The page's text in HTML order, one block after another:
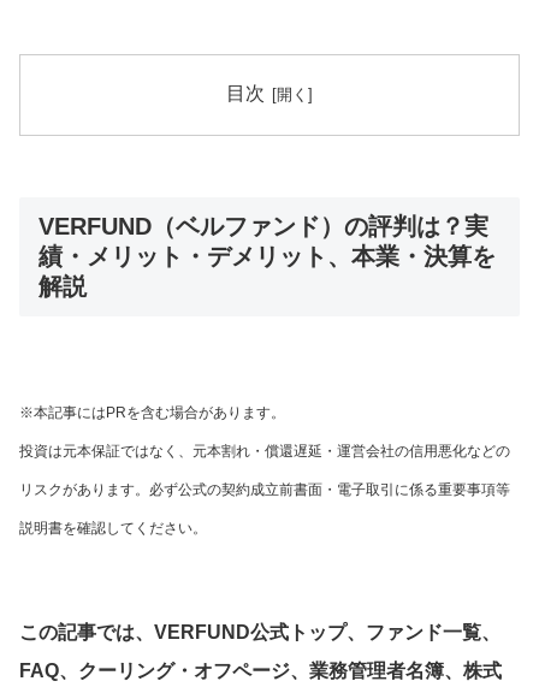
目次
VERFUND（ベルファンド）の評判は？実
績・メリット・デメリット、本業・決算を
解説
※本記事にはPRを含む場合があります。
投資は元本保証ではなく、元本割れ・償還遅延・運営会社の信用悪化などの
リスクがあります。必ず公式の契約成立前書面・電子取引に係る重要事項等
説明書を確認してください。
この記事では、VERFUND公式トップ、ファンド一覧、
FAQ、クーリング・オフページ、業務管理者名簿、株式